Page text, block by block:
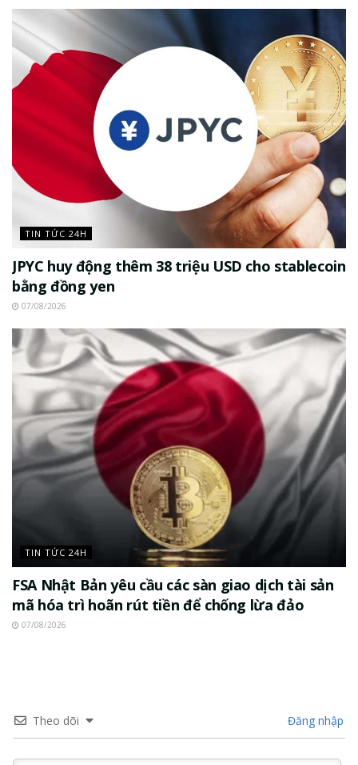
TIN TỨC 24H
JPYC huy động thêm 38 triệu USD cho stablecoin
bằng đồng yen
07/08/2026
TIN TỨC 24H
FSA Nhật Bản yêu cầu các sàn giao dịch tài sản
mã hóa trì hoãn rút tiền để chống lừa đảo
07/08/2026
Theo dõi Đăng nhập